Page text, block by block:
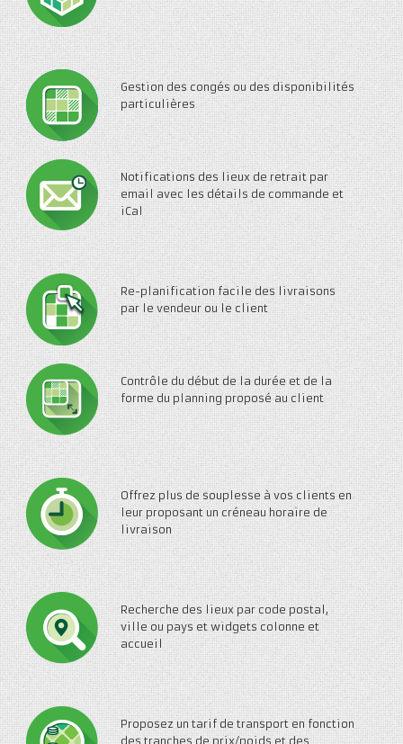
Gestion des congés ou des disponibilités
particulières
Notifications des lieux de retrait par
email avec les détails de commande et
iCal
Re-planification facile des livraisons
par le vendeur ou le client
Contrôle du début de la durée et de la
forme du planning proposé au client
Offrez plus de souplesse à vos clients en
leur proposant un créneau horaire de
livraison
Recherche des lieux par code postal,
ville ou pays et widgets colonne et
accueil
Proposez un tarif de transport en fonction
des tranches de prix/poids et des